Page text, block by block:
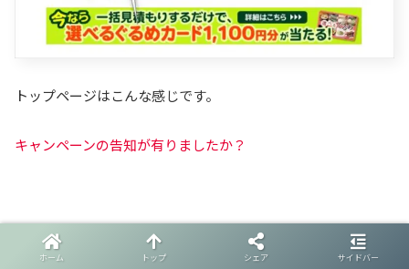
トップページはこんな感じです。
キャンペーンの告知が有りましたか？
ホーム トップ シェア サイドバー